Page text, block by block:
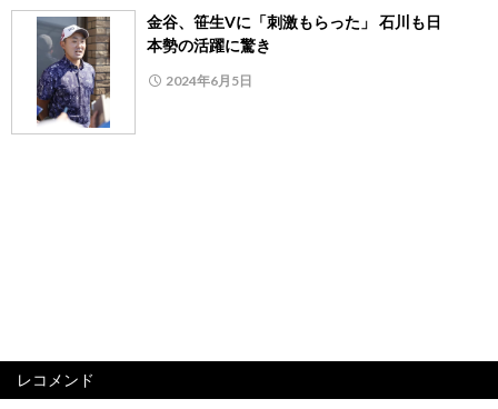
金谷、笹生Vに「刺激もらった」 石川も日
本勢の活躍に驚き
2024年6月5日
レコメンド